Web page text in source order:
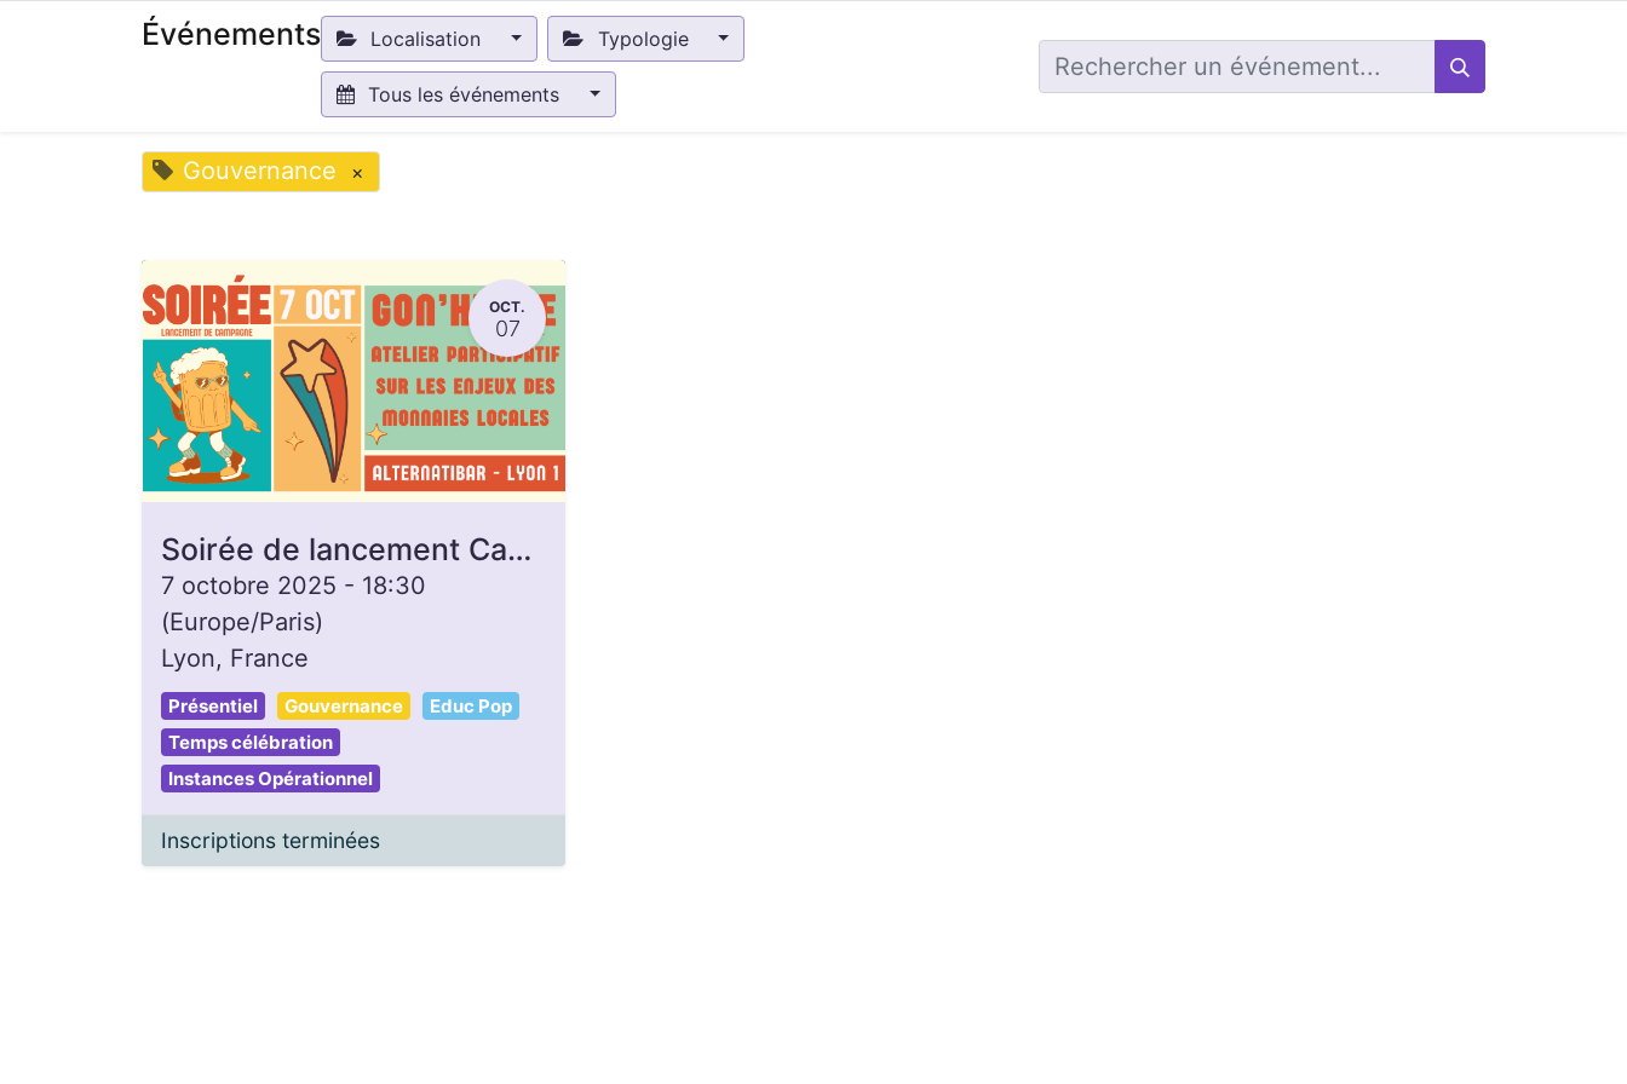
Événements Localisation Typologie
Tous les événements
Gouvernance ×
OCT.
07
Soirée de lancement Campagne de dons - Gon'Heure
7 octobre 2025 - 18:30
(Europe/Paris)
Lyon, France
Présentiel Gouvernance
Educ Pop
Temps célébration
Instances Opérationnel
Inscriptions terminées